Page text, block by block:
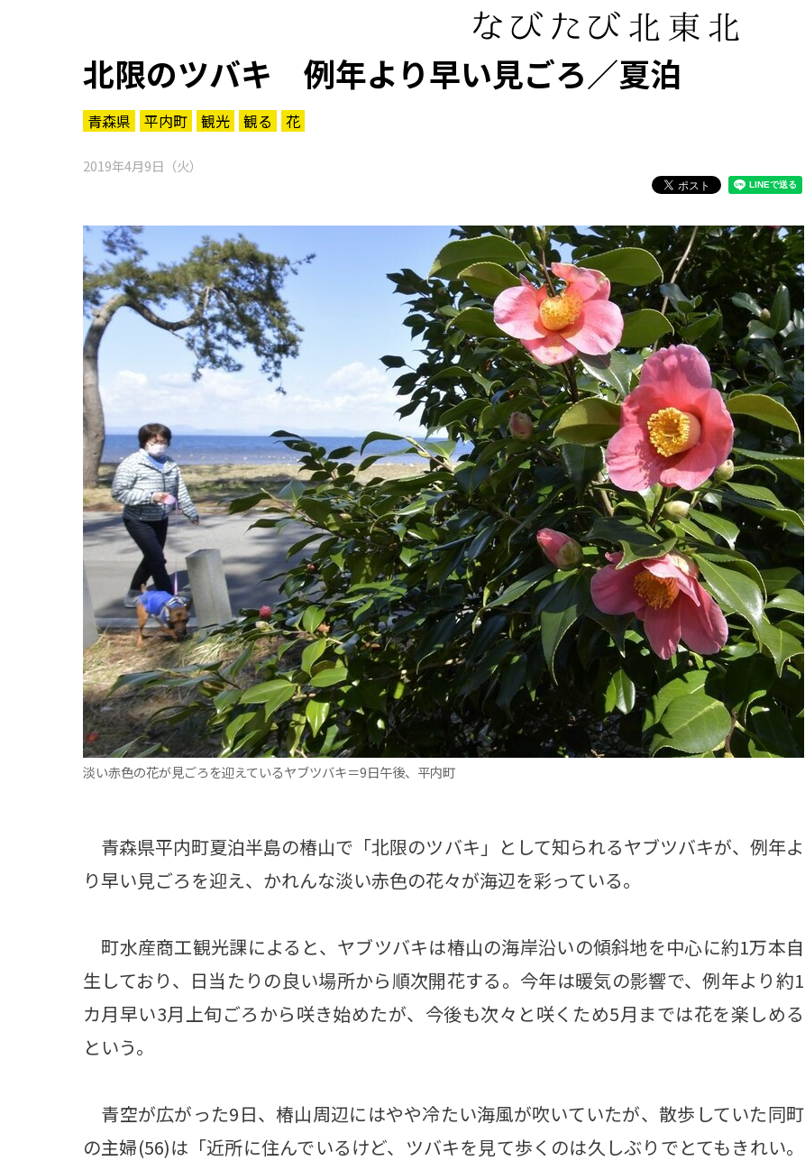
北限のツバキ 例年より早い見ごろ／夏泊
青森県 平内町 観光 観る 花
2019年4月9日（火）
淡い赤色の花が見ごろを迎えているヤブツバキ＝9日午後、平内町
青森県平内町夏泊半島の椿山で「北限のツバキ」として知られるヤブツバキが、例年よ
り早い見ごろを迎え、かれんな淡い赤色の花々が海辺を彩っている。
町水産商工観光課によると、ヤブツバキは椿山の海岸沿いの傾斜地を中心に約1万本自
生しており、日当たりの良い場所から順次開花する。今年は暖気の影響で、例年より約1
カ月早い3月上旬ごろから咲き始めたが、今後も次々と咲くため5月までは花を楽しめる
という。
青空が広がった9日、椿山周辺にはやや冷たい海風が吹いていたが、散歩していた同町
の主婦(56)は「近所に住んでいるけど、ツバキを見て歩くのは久しぶりでとてもきれい。
パワースポット
まつり・イベント
おみやげ・特産
道の駅・産直
アウトドア・レジャー
ご当地グルメ